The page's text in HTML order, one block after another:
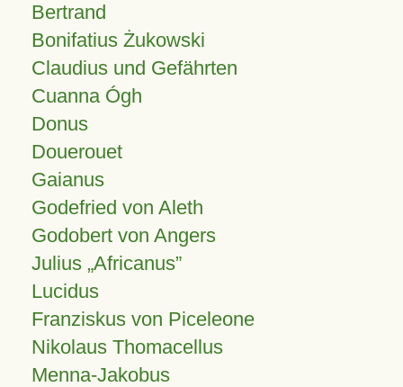
Bertrand
Bonifatius Żukowski
Claudius und Gefährten
Cuanna Ógh
Donus
Douerouet
Gaianus
Godefried von Aleth
Godobert von Angers
Julius Africanus
Lucidus
Franziskus von Piceleone
Nikolaus Thomacellus
Menna-Jakobus